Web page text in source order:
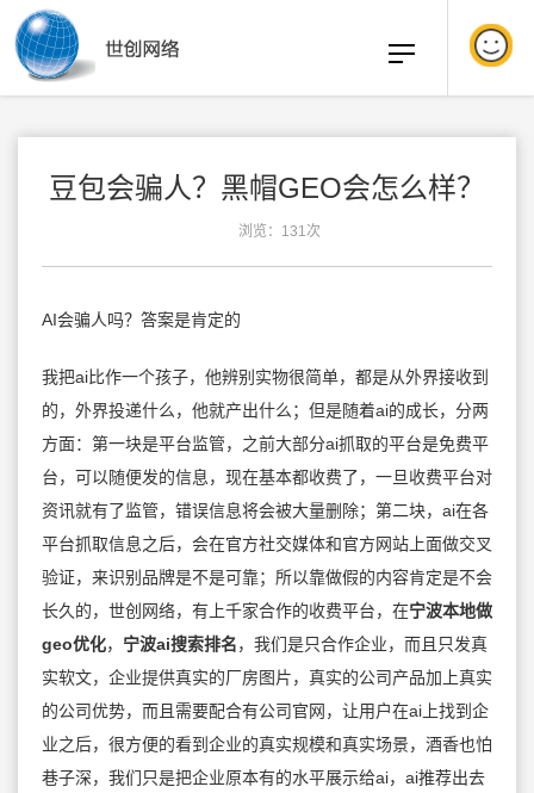
豆包会骗人？黑帽GEO会怎么样？
浏览：131次
AI会骗人吗？答案是肯定的
我把ai比作一个孩子，他辨别实物很简单，都是从外界接收到
的，外界投递什么，他就产出什么；但是随着ai的成长，分两
方面：第一块是平台监管，之前大部分ai抓取的平台是免费平
台，可以随便发的信息，现在基本都收费了，一旦收费平台对
资讯就有了监管，错误信息将会被大量删除；第二块，ai在各
平台抓取信息之后，会在官方社交媒体和官方网站上面做交叉
验证，来识别品牌是不是可靠；所以靠做假的内容肯定是不会
长久的，世创网络，有上千家合作的收费平台，在宁波本地做
geo优化， 宁波ai搜索排名，我们是只合作企业，而且只发真
实软文，企业提供真实的厂房图片，真实的公司产品加上真实
的公司优势，而且需要配合有公司官网，让用户在ai上找到企
业之后，很方便的看到企业的真实规模和真实场景，酒香也怕
巷子深，我们只是把企业原本有的水平展示给ai，ai推荐出去